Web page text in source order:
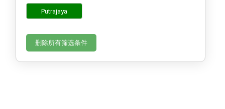
Putrajaya
删除所有筛选条件